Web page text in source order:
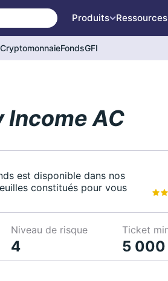
Produits Ressources
CryptomonnaieFondsGFI
Income AC
est disponible dans nos
constitués pour vous
Niveau de risque
4
Ticket
5 000